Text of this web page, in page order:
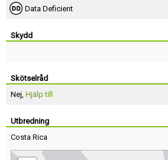
Data Deficient
Skydd
Skötselråd
Nej, Hjälp till
Utbredning
Costa Rica